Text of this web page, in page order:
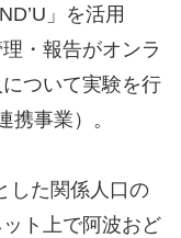
」を活用
・報告がオンラ
ついて実験を行
携事業）。
した関係人口の
ト上で阿波おど